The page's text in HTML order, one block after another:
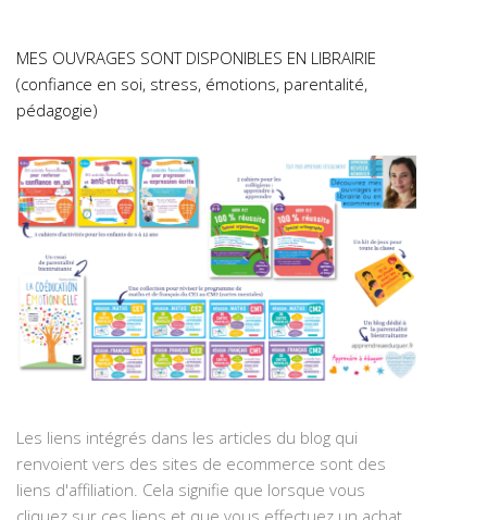
MES OUVRAGES SONT DISPONIBLES EN LIBRAIRIE
(confiance en soi, stress, émotions, parentalité,
pédagogie)
Les liens intégrés dans les articles du blog qui
renvoient vers des sites de ecommerce sont des
liens d'affiliation. Cela signifie que lorsque vous